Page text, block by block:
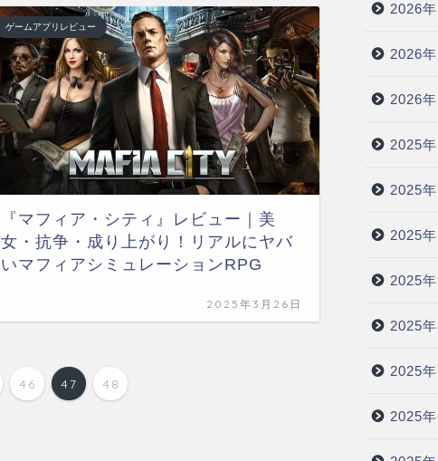
ゲームアプリレビュー
『マフィア・シティ』レビュー｜美
女・抗争・成り上がり！リアルにヤバ
いマフィアシミュレーションRPG
2025年3月26日
46 47 48
2026年
2026年
2026年
2025
2025
2025
2025年
2025年
2025年
2025年